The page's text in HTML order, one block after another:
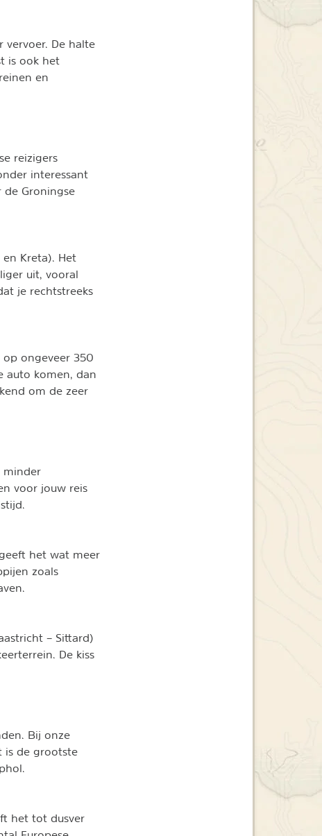
vervoer. De halte
is ook het
en
reizigers
interessant
de Groningse
en Kreta). Het
uit, vooral
je rechtstreeks
op ongeveer 350
auto komen, dan
om de zeer
minder
voor jouw reis
het wat meer
zoals
– Sittard)
De kiss
Bij onze
is de grootste
het tot dusver